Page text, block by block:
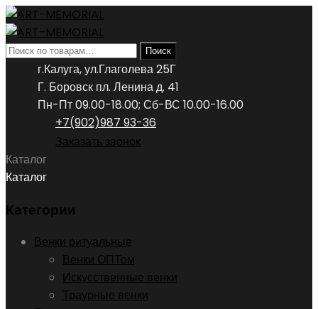
Искать: Поиск
г.Калуга, ул.Глаголева 25Г
Г. Боровск пл. Ленина д. 41
Пн-Пт 09.00-18.00; Сб-ВС 10.00-16.00
+7(902)987 93-36
Заказать звонок
Каталог
Каталог
Категории
Венки ритуальные
Венки ОПТом
Искусственные венки
Траурные венки